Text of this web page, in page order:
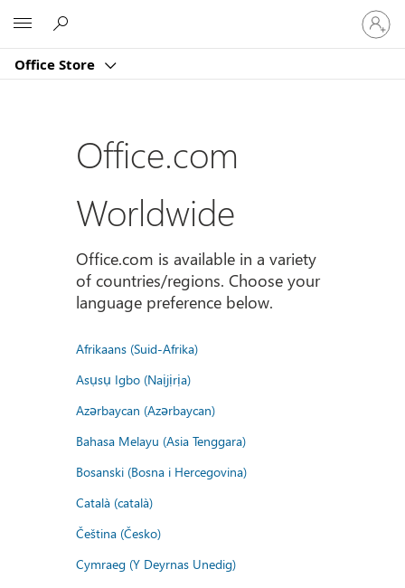
Office Store
Sign
in
to
account
Office.com
Worldwide
Office.com is available in a variety
of countries/regions. Choose your
language preference below.
Afrikaans (Suid-Afrika)
Asụsụ Igbo (Naịjịrịa)
Azərbaycan (Azərbaycan)
Bahasa Melayu (Asia Tenggara)
Bosanski (Bosna i Hercegovina)
Català (català)
Čeština (Česko)
Cymraeg (Y Deyrnas Unedig)